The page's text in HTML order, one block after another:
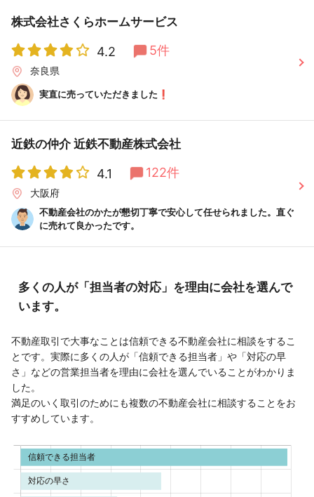
株式会社さくらホームサービス
4.2 5件
奈良県
実直に売っていただきました❗️
近鉄の仲介 近鉄不動産株式会社
4.1 122件
大阪府
不動産会社のかたが懇切丁寧で安心して任せられました。直ぐ
に売れて良かったです。
多くの人が「担当者の対応」を理由に会社を選んで
います。
不動産取引で大事なことは信頼できる不動産会社に相談をするこ
とです。実際に多くの人が「信頼できる担当者」や「対応の早
さ」などの営業担当者を理由に会社を選んでいることがわかりま
した。
満足のいく取引のためにも複数の不動産会社に相談することをお
すすめしています。